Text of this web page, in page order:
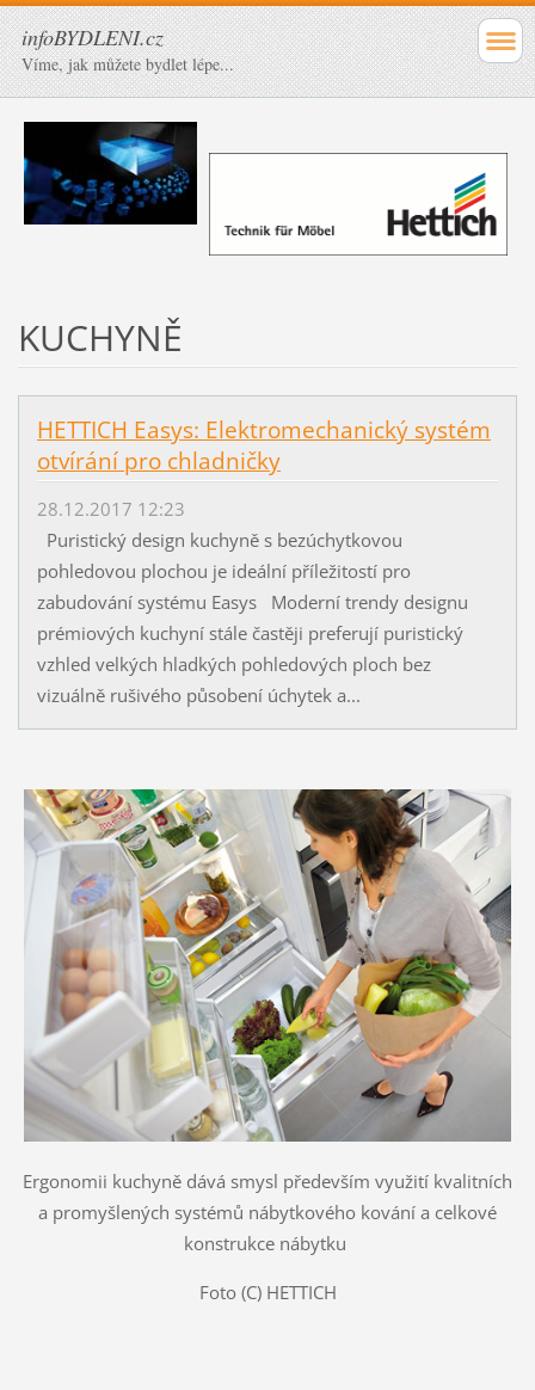
infoBYDLENI.cz
Víme, jak můžete bydlet lépe...
KUCHYNĚ
HETTICH Easys: Elektromechanický systém
otvírání pro chladničky
28.12.2017 12:23
Puristický design kuchyně s bezúchytkovou
pohledovou plochou je ideální příležitostí pro
zabudování systému Easys Moderní trendy designu
prémiových kuchyní stále častěji preferují puristický
vzhled velkých hladkých pohledových ploch bez
vizuálně rušivého působení úchytek a...
Ergonomii kuchyně dává smysl především využití kvalitních
a promyšlených systémů nábytkového kování a celkové
konstrukce nábytku
Foto (C) HETTICH